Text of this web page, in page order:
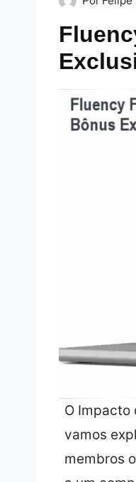
O Impacto
vamos
membros